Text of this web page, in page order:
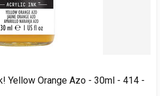
Yellow Orange Azo - 30ml - 414 -